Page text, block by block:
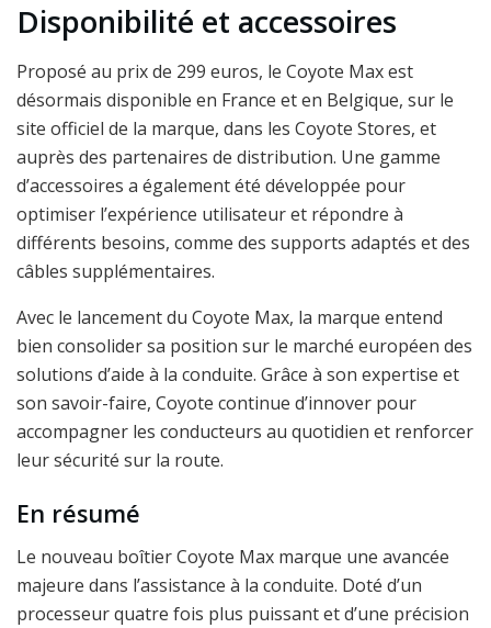
Disponibilité et accessoires
Proposé au prix de 299 euros, le Coyote Max est
désormais disponible en France et en Belgique, sur le
site officiel de la marque, dans les Coyote Stores, et
auprès des partenaires de distribution. Une gamme
d’accessoires a également été développée pour
optimiser l’expérience utilisateur et répondre à
différents besoins, comme des supports adaptés et des
câbles supplémentaires.
Avec le lancement du Coyote Max, la marque entend
bien consolider sa position sur le marché européen des
solutions d’aide à la conduite. Grâce à son expertise et
son savoir-faire, Coyote continue d’innover pour
accompagner les conducteurs au quotidien et renforcer
leur sécurité sur la route.
En résumé
Le nouveau boîtier Coyote Max marque une avancée
majeure dans l’assistance à la conduite. Doté d’un
processeur quatre fois plus puissant et d’une précision